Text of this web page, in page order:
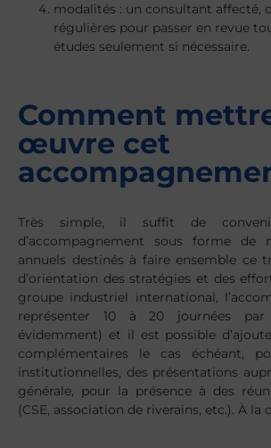
modalités : un consultant affecté,
régulières pour passer en revue
études seulement si nécessaire.
Comment
œuvre cet
Très simple, il suffit de
d’accompagnement sous forme de
annuels destinés à faire ensemble ce
d’orientation des stratégies et des
groupe industriel international,
représenter 10 à 20 journées
évidemment) et il est possible
complémentaires le cas échéant,
institutionnelles, des présentations
générale, pour la présence à des
(CSE, association de riverains, etc.). À la